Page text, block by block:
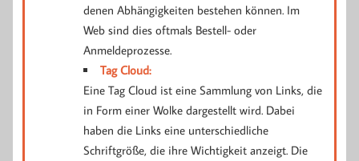
denen Abhängigkeiten bestehen können. Im
Web sind dies oftmals Bestell- oder
Anmeldeprozesse.
Tag Cloud:
Eine Tag Cloud ist eine Sammlung von Links, die
in Form einer Wolke dargestellt wird. Dabei
haben die Links eine unterschiedliche
Schriftgröße, die ihre Wichtigkeit anzeigt. Die